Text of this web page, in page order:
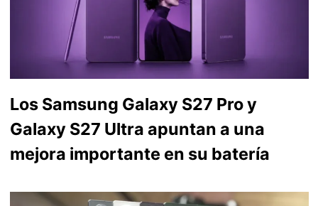
Los Samsung Galaxy S27 Pro y
Galaxy S27 Ultra apuntan a una
mejora importante en su batería